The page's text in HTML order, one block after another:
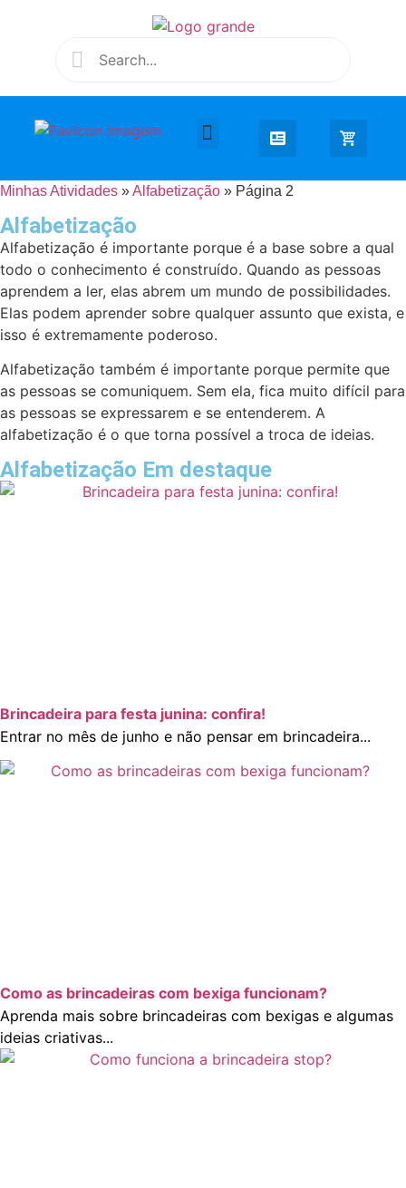
Minhas Atividades »Alfabetização » Página 2
Alfabetização
Alfabetização é importante porque é a base sobre a qual
todo o conhecimento é construído. Quando as pessoas
aprendem a ler, elas abrem um mundo de possibilidades.
Elas podem aprender sobre qualquer assunto que exista, e
isso é extremamente poderoso.
Alfabetização também é importante porque permite que
as pessoas se comuniquem. Sem ela, fica muito difícil para
as pessoas se expressarem e se entenderem. A
alfabetização é o que torna possível a troca de ideias.
Alfabetização Em destaque
Brincadeira para festa junina: confira!
Entrar no mês de junho e não pensar em brincadeira...
Como as brincadeiras com bexiga funcionam?
Aprenda mais sobre brincadeiras com bexigas e algumas
ideias criativas...